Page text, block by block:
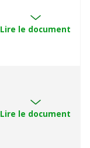
Lire le document
Lire le document